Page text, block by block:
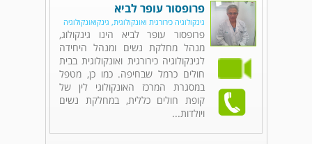
פרופסור עופר לביא
גינקולוגיה כירורגית ואונקולוגית, גינקואונקולוגיה
פרופסור עופר לביא הינו גינקולוג,
מנהל מחלקת נשים ומנהל היחידה
לגינקולוגיה כירורגית ואונקולוגית בבית
חולים כרמל שבחיפה. כמו כן, מטפל
במסגרת המרכז האונקולוגי לין של
קופת חולים כללית, במחלקת נשים
ויולדות...